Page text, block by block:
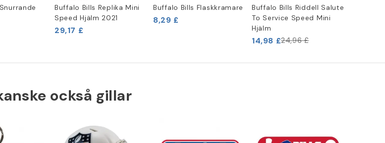
Buffalo Bills Replika Mini
Speed Hjälm 2021
29,17 £
Buffalo Bills Flaskkramare
8,29 £
Buffalo Bills Riddell Salute
To Service Speed Mini
Hjälm
14,98 £24,96 £
också gillar